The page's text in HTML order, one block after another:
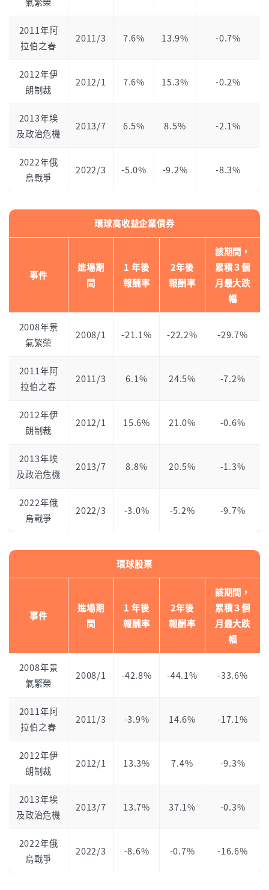
2011年阿
拉伯之春
2011/3 7.6% 13.9% -0.7%
2012年伊
朗制裁
2012/1 7.6% 15.3% -0.2%
2013年埃
及政治危機
2013/7 6.5% 8.5% -2.1%
2022年俄
烏戰爭
2022/3 -5.0% -9.2% -8.3%
環球高收益企業債券
事件
進場期
間
1 年後
報酬率
2年後
報酬率
該期間，
累積３個
月最大跌
幅
2008年景
氣繁榮
2008/1 -21.1% -22.2% -29.7%
2011年阿
拉伯之春
2011/3 6.1% 24.5% -7.2%
2012年伊
朗制裁
2012/1 15.6% 21.0% -0.6%
2013年埃
及政治危機
2013/7 8.8% 20.5% -1.3%
2022年俄
烏戰爭
2022/3 -3.0% -5.2% -9.7%
環球股票
事件
進場期
間
1 年後
報酬率
2年後
報酬率
該期間，
累積３個
月最大跌
幅
2008年景
氣繁榮
2008/1 -42.8% -44.1% -33.6%
2011年阿
拉伯之春
2011/3 -3.9% 14.6% -17.1%
2012年伊
朗制裁
2012/1 13.3% 7.4% -9.3%
2013年埃
及政治危機
2013/7 13.7% 37.1% -0.3%
2022年俄
烏戰爭
2022/3 -8.6% -0.7% -16.6%